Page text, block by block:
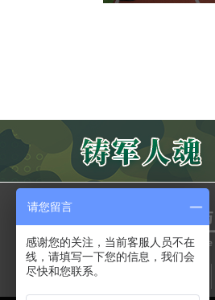
惠普培训
请您留言
感谢您的关注，当前客服人员不在
线，请填写一下您的信息，我们会
尽快和您联系。